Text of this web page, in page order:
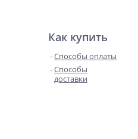
Как купить
Способы оплаты
Способы
доставки